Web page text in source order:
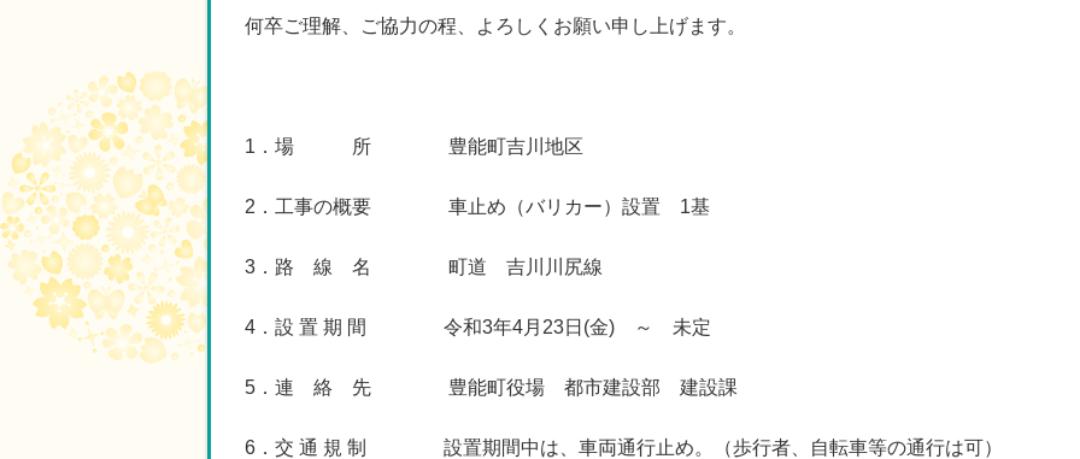
何卒ご理解、ご協力の程、よろしくお願い申し上げます。
1．場 所 豊能町吉川地区
2．工事の概要 車止め（バリカー）設置 1基
3．路 線 名 町道 吉川川尻線
4．設 置 期 間 令和3年4月23日(金) ～ 未定
5．連 絡 先 豊能町役場 都市建設部 建設課
6． 交 通 規 制 設置期間中は、車両通行止め。（歩行者、自転車等の通行は可）